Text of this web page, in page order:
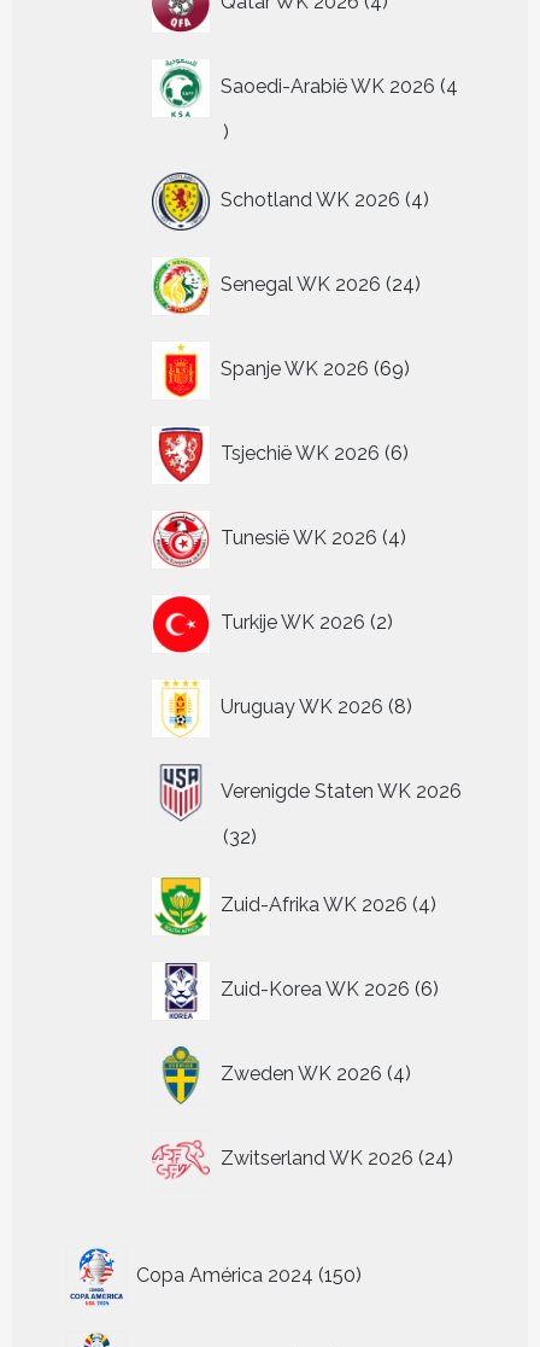
producten
Saoedi-Arabië WK 2026 4
4
Schotland WK 2026 4
producten
Senegal WK 2026 24
producten
Spanje WK 2026 69
producten
Tsjechië WK 2026 6
producten
Tunesië WK 2026 4
producten
Turkije WK 2026 2
producten
Uruguay WK 2026 8
producten
Verenigde Staten WK 2026
3232
Zuid-Afrika WK 2026 4
producten
Zuid-Korea WK 2026 6
producten
Zweden WK 2026 4
producten
Zwitserland WK 2026 24
producten
Copa América 2024 150
producten